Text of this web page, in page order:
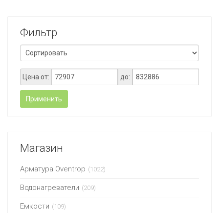
Фильтр
Цена от: до:
Применить
Магазин
Арматура Oventrop (1022)
Водонагреватели (209)
Емкости (109)